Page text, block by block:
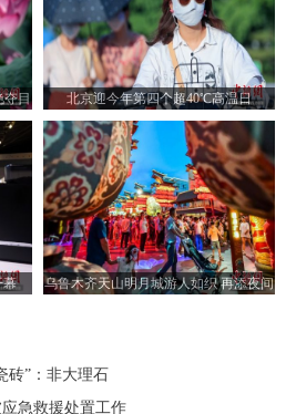
夺目
北京迎今年第四个超40℃高温日
幕
乌鲁木齐天山明月城游人如织 再添夜间
砖”：非大理石
急救援处置工作